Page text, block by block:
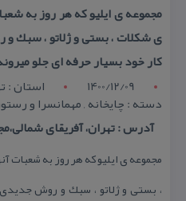
مجموعه ی ایلیو كه هر روز به
ی شكلات ، بستی و ژلاتو ، سبك
كار خود بسیار حرفه ای جلو
1400/12/09
استان :
دسته : چایخانه , مهمانسرا و
آدرس : تهران، آفریقای
مجموعه ی ایلیو كه هر روز به شعبات
، بستی و ژلاتو ، سبك و روش جدیدی